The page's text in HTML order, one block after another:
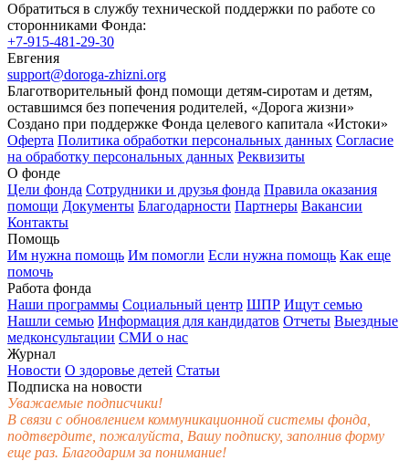
Обратиться в службу технической поддержки по работе со
сторонниками Фонда:
+7-915-481-29-30
Евгения
support@doroga-zhizni.org
Благотворительный фонд помощи детям-сиротам и детям,
оставшимся без попечения родителей, «Дорога жизни»
Создано при поддержке Фонда целевого капитала «Истоки»
Оферта Политика обработки персональных данных Согласие
на обработку персональных данных Реквизиты
О фонде
Цели фонда Сотрудники и друзья фонда Правила оказания
помощи Документы Благодарности Партнеры Вакансии
Контакты
Помощь
Им нужна помощь Им помогли Если нужна помощь Как еще
помочь
Работа фонда
Наши программы Социальный центр ШПР Ищут семью
Нашли семью Информация для кандидатов Отчеты Выездные
медконсультации СМИ о нас
Журнал
Новости О здоровье детей Статьи
Подписка на новости
Уважаемые подписчики!
В связи с обновлением коммуникационной системы фонда,
подтвердите, пожалуйста, Вашу подписку, заполнив форму
еще раз. Благодарим за понимание!